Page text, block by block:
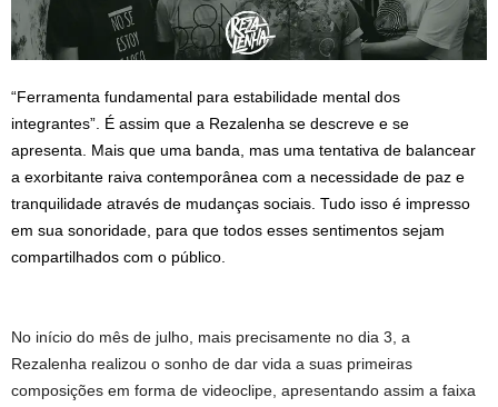
“Ferramenta fundamental para estabilidade mental dos
integrantes”. É assim que a Rezalenha se descreve e se
apresenta. Mais que uma banda, mas uma tentativa de balancear
a exorbitante raiva contemporânea com a necessidade de paz e
tranquilidade através de mudanças sociais. Tudo isso é impresso
em sua sonoridade, para que todos esses sentimentos sejam
compartilhados com o público.
No início do mês de julho, mais precisamente no dia 3, a
Rezalenha realizou o sonho de dar vida a suas primeiras
composições em forma de videoclipe, apresentando assim a faixa